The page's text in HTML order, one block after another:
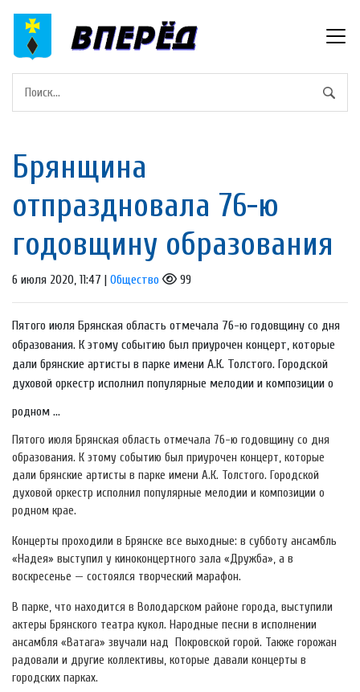
Брянщина
отпраздновала 76-ю
годовщину образования
6 июля 2020, 11:47 | Общество 99
Пятого июля Брянская область отмечала 76-ю годовщину со дня
образования. К этому событию был приурочен концерт, которые
дали брянские артисты в парке имени А.К. Толстого. Городской
духовой оркестр исполнил популярные мелодии и композиции о
родном ...
Пятого июля Брянская область отмечала 76-ю годовщину со дня
образования. К этому событию был приурочен концерт, которые
дали брянские артисты в парке имени А.К. Толстого. Городской
духовой оркестр исполнил популярные мелодии и композиции о
родном крае.
Концерты проходили в Брянске все выходные: в субботу ансамбль
«Надея» выступил у киноконцертного зала «Дружба», а в
воскресенье — состоялся творческий марафон.
В парке, что находится в Володарском районе города, выступили
актеры Брянского театра кукол. Народные песни в исполнении
ансамбля «Ватага» звучали над Покровской горой. Также горожан
радовали и другие коллективы, которые давали концерты в
городских парках.